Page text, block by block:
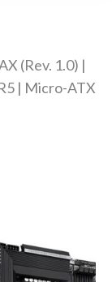
(rev. 1.0) |
| Micro-ATX